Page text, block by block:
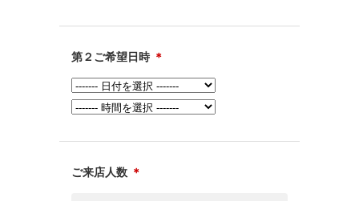
第２ご希望日時 ＊
ご来店人数 ＊